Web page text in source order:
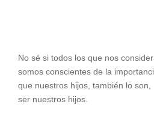
No sé si todos los que nos
somos conscientes de la
que nuestros hijos, también lo
ser nuestros hijos.